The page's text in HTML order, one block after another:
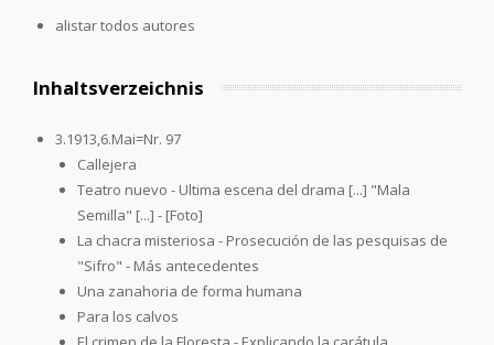
alistar todos autores
Inhaltsverzeichnis
3.1913,6.Mai=Nr. 97
Callejera
Teatro nuevo - Ultima escena del drama [...] "Mala
Semilla" [...] - [Foto]
La chacra misteriosa - Prosecución de las pesquisas de
"Sifro" - Más antecedentes
Una zanahoria de forma humana
Para los calvos